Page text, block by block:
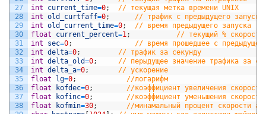
27
28
29
30
31
32
33
34
35
36
37
38
int
current_time=0;
// текущая метка времени UNIX
int old_curtfaff=0;
// трафик с предыдущего запуска
int old_current_time=0;
// время предыдущего запуска
float
current_percent=1;
// текущий % скорости
int
sec=0;
// время прошедшее с
int delta=0;
// трафик за секунду
int delta_old=0;
// перыдущее значение трафика за
int delta_a=0;
// ускорение
float
lg=0;
//логарифм
float
kofdec=0;
//коэффициент увеличения скорости
float
kofinc=0;
//
float
kofmin=30;
//